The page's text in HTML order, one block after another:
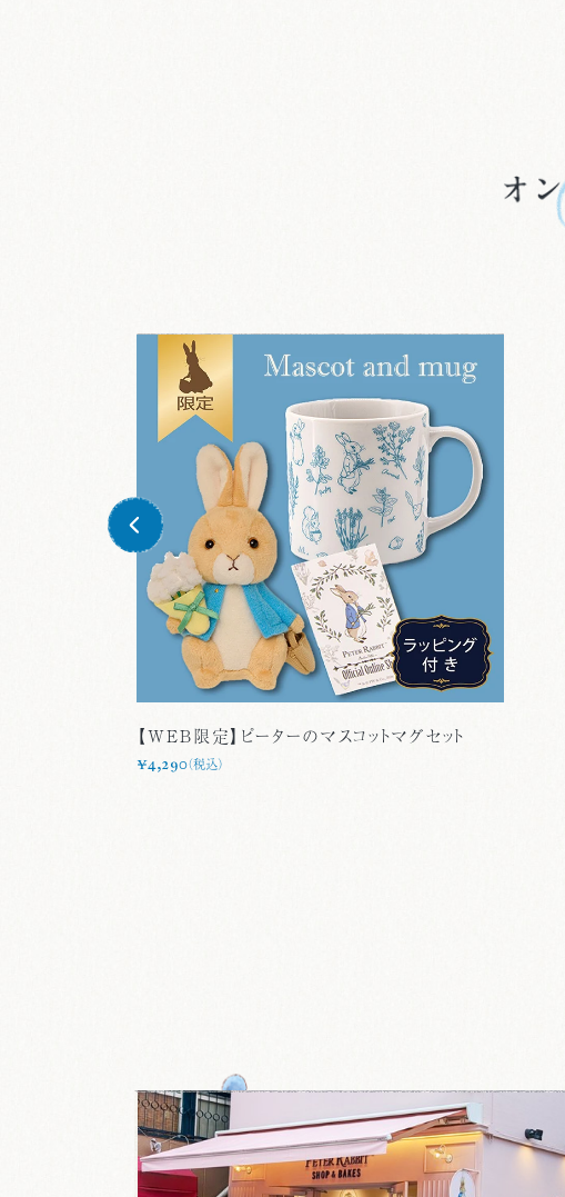
【WEB限定】ピーターのマスコットマグセット
¥4,290（税込）